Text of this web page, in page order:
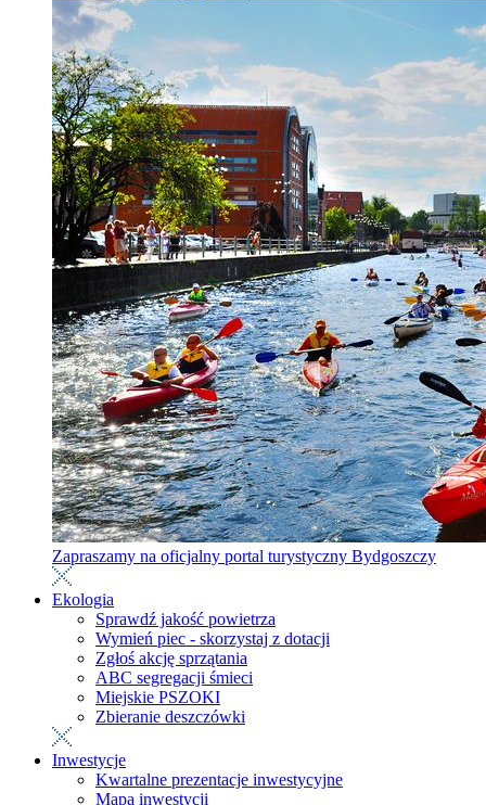
Zapraszamy na oficjalny portal turystyczny Bydgoszczy
Ekologia
Sprawdź jakość powietrza
Wymień piec - skorzystaj z dotacji
Zgłoś akcję sprzątania
ABC segregacji śmieci
Miejskie PSZOKI
Zbieranie deszczówki
Inwestycje
Kwartalne prezentacje inwestycyjne
Mapa inwestycji